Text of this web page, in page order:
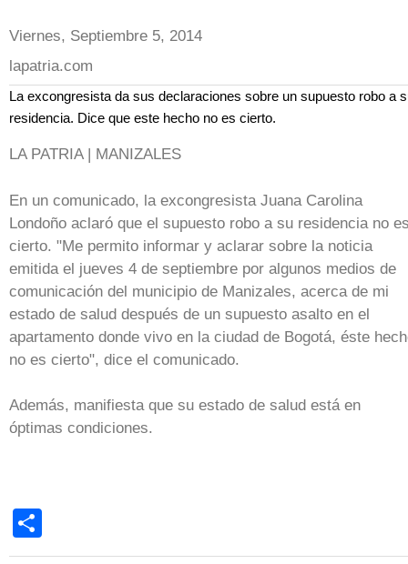
Viernes, Septiembre 5, 2014
lapatria.com
La excongresista da sus declaraciones sobre un supuesto robo a
residencia. Dice que este hecho no es cierto.
LA PATRIA | MANIZALES
En un comunicado, la excongresista Juana Carolina
Londoño aclaró que el supuesto robo a su residencia no
cierto. "Me permito informar y aclarar sobre la noticia
emitida el jueves 4 de septiembre por algunos medios de
comunicación del municipio de Manizales, acerca de mi
estado de salud después de un supuesto asalto en el
apartamento donde vivo en la ciudad de Bogotá, éste
no es cierto", dice el comunicado.
Además, manifiesta que su estado de salud está en
óptimas condiciones.